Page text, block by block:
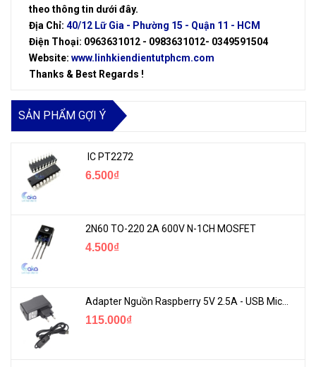
theo thông tin dưới đây.
Địa Chỉ: 40/12 Lữ Gia - Phường 15 - Quận 11 - HCM
Điện Thoại: 0963631012 - 0983631012- 0349591504
Website: www.linhkiendientutphcm.com
Thanks & Best Regards !
SẢN PHẨM GỢI Ý
IC PT2272
6.500₫
2N60 TO-220 2A 600V N-1CH MOSFET
4.500₫
115.000₫